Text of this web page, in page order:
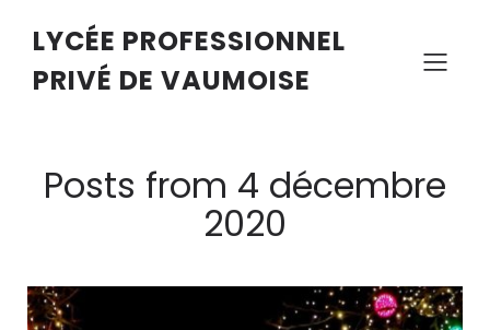
LYCÉE PROFESSIONNEL
PRIVÉ DE VAUMOISE
Posts from 4 décembre
2020